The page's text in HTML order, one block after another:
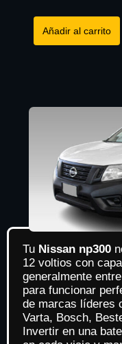
Añadir al carrito
Tu Nissan np300
12 voltios con
generalmente entre
para funcionar
de marcas líderes
Varta, Bosch,
Invertir en una